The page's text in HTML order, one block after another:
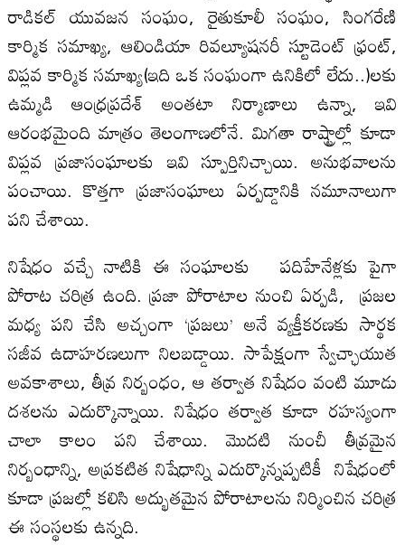
రాడికల్‌ యువజన సంఘం, రైతుకూలీ సంఘం, సింగరేణి
కార్మిక సమాఖ్య, ఆలిండియా రివల్యూషనరీ స్టూడెంట్‌ ఫ్రంట్‌,
విప్లవ కార్మిక సమాఖ్య(ఇది ఒక సంఘంగా ఉనికిలో లేదు..)లకు
ఉమ్మడి ఆంధ్రప్రదేశ్‌ అంతటా నిర్మాణాలు ఉన్నా, ఇవి
ఆరంభమైంది మాత్రం తెలంగాణలోనే. మిగతా రాష్ట్రాల్లో కూడా
విప్లవ ప్రజాసంఘాలకు ఇవి స్పూర్తినిచ్చాయి. అనుభవాలను
పంచాయి. కొత్తగా ప్రజాసంఘాలు ఏర్పడ్డానికి నమూనాలుగా
పని చేశాయి.
నిషేధం వచ్చే నాటికి ఈ సంఘాలకు పదిహేనేళ్లకు పైగా
పోరాట చరిత్ర ఉంది. ప్రజా పోరాటాల నుంచి ఏర్పడి, ప్రజల
మధ్య పని చేసి అచ్చంగా ‘ప్రజలు’ అనే వ్యక్తీకరణకు సార్థక
సజీవ ఉదాహరణలుగా నిలబడ్డాయి. సాపేక్షంగా స్వేచ్ఛాయుత
అవకాశాలు, తీవ్ర నిర్బంధం, ఆ తర్వాత నిషేదం వంటి మూడు
దశలను ఎదుర్కొన్నాయి. నిషేధం తర్వాత కూడా రహస్యంగా
చాలా కాలం పని చేశాయి. మొదటి నుంచీ తీవ్రమైన
నిర్బంధాన్ని, అప్రకటిత నిషేధాన్ని ఎదుర్కొన్నప్పటికీ నిషేధంలో
కూడా ప్రజల్లో కలిసి అద్భుతమైన పోరాటాలను నిర్మించిన చరిత్ర
ఈ సంస్థలకు ఉన్నది.